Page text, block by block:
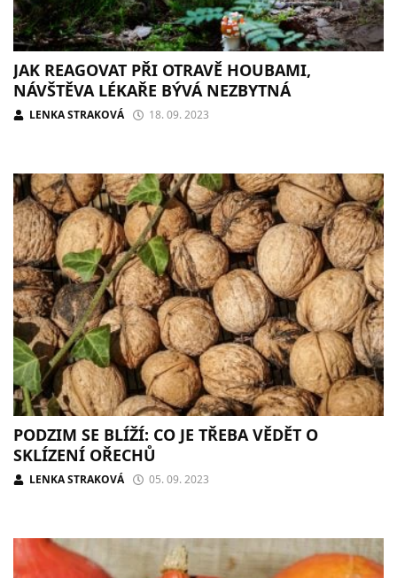
JAK REAGOVAT PŘI OTRAVĚ HOUBAMI,
NÁVŠTĚVA LÉKAŘE BÝVÁ NEZBYTNÁ
LENKA STRAKOVÁ 18. 09. 2023
PODZIM SE BLÍŽÍ: CO JE TŘEBA VĚDĚT O
SKLÍZENÍ OŘECHŮ
LENKA STRAKOVÁ 05. 09. 2023